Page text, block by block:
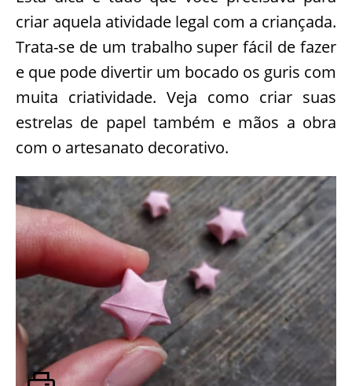
criar aquela atividade legal com a criançada.
Trata-se de um trabalho super fácil de fazer
e que pode divertir um bocado os guris com
muita criatividade. Veja como criar suas
estrelas de papel também e mãos a obra
com o artesanato decorativo.